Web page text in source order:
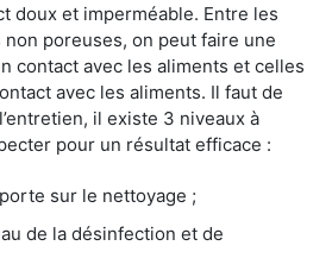
doux et imperméable. Entre les
poreuses, on peut faire une
contact avec les aliments et celles
avec les aliments. Il faut de
il existe 3 niveaux à
pour un résultat efficace :
sur le nettoyage ;
de la désinfection et de